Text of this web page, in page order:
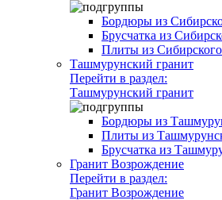
Бордюры из
Брусчатка из
Плиты из Сибирского
Ташмурунский гранит
Перейти в раздел:
Ташмурунский гранит
Бордюры из
Плиты из
Брусчатка из
Гранит Возрождение
Перейти в раздел:
Гранит Возрождение